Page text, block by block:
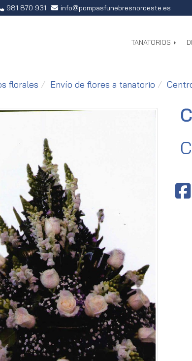
981 870 931 info pompasfunebresnoroeste.es
TANATORIOS
florales Envío de flores a tanatorio